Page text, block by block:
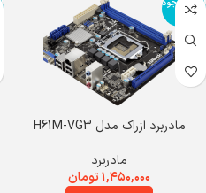
اتمام موجود
ی
مادربرد ازراک مدل H61M-VG3
مادربرد
۱,۴۵۰,۰۰۰تومان